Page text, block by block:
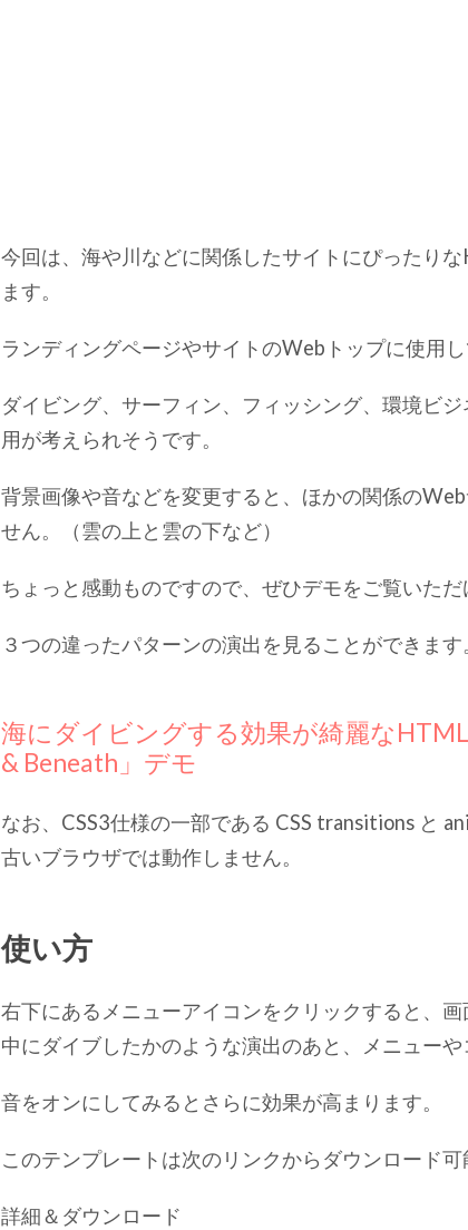
今回は、海や川などに関係したサイトにぴったり
ます。
ランディングページやサイトのWebトップに使用し
ダイビング、サーフィン、フィッシング、環境ビ
用が考えられそうです。
背景画像や音などを変更すると、ほかの関係の
せん。（雲の上と雲の下など）
ちょっと感動ものですので、ぜひデモをご覧いただ
３つの違ったパターンの演出を見ることができます
海にダイビングする効果が綺麗な
& Beneath」デモ
なお、CSS3仕様の一部である CSS transitions と
古いブラウザでは動作しません。
使い方
右下にあるメニューアイコンをクリックすると、
中にダイブしたかのような演出のあと、メニューや
音をオンにしてみるとさらに効果が高まります。
このテンプレートは次のリンクからダウンロード可
詳細＆ダウンロード